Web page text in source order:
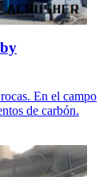
En el campo
de carbón.